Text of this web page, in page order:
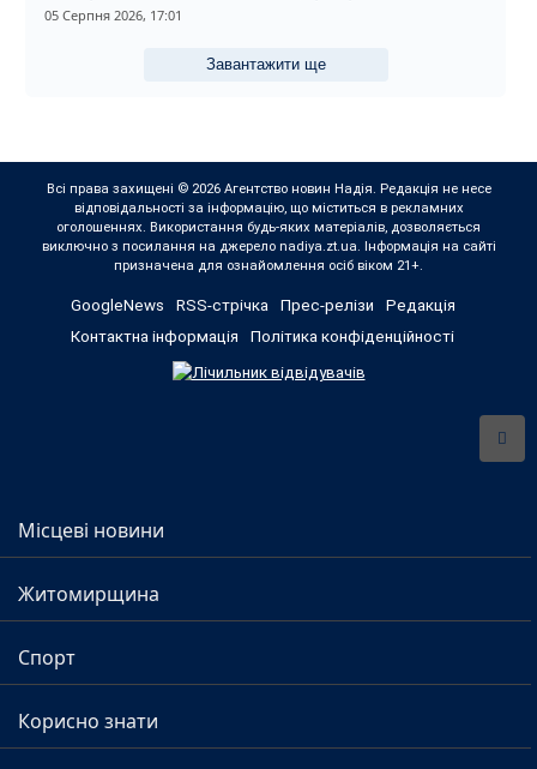
святом
05 Серпня 2026, 17:01
Завантажити ще
Всі права захищені © 2026 Агентство новин Надія. Редакція не несе
відповідальності за інформацію, що міститься в рекламних
оголошеннях. Використання будь-яких матеріалів, дозволяється
виключно з посилання на джерело nadiya.zt.ua. Інформація на сайті
призначена для ознайомлення осіб віком 21+.
GoogleNews RSS-стрічка Прес-релізи
Редакція
Контактна інформація
Політика конфіденційності
Місцеві новини
Житомирщина
Спорт
Корисно знати